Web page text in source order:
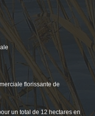
florissante de
un total de 12 hectares en